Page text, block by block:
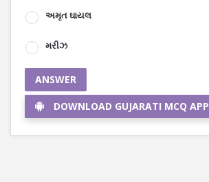
અમૃત ઘાયલ
મરીઝ
ANSWER
DOWNLOAD GUJARATI MCQ APP